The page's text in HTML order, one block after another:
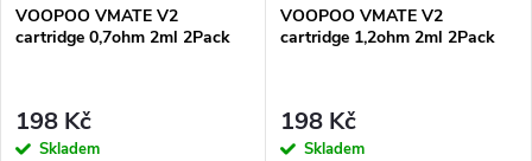
VOOPOO VMATE V2
cartridge 0,7ohm 2ml 2Pack
198 Kč
Skladem
VOOPOO VMATE V2
cartridge 1,2ohm 2ml 2Pack
198 Kč
Skladem